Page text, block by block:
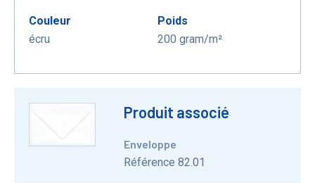
Couleur
écru
Poids
200 gram/m²
Produit associé
Enveloppe
Référence 82.01